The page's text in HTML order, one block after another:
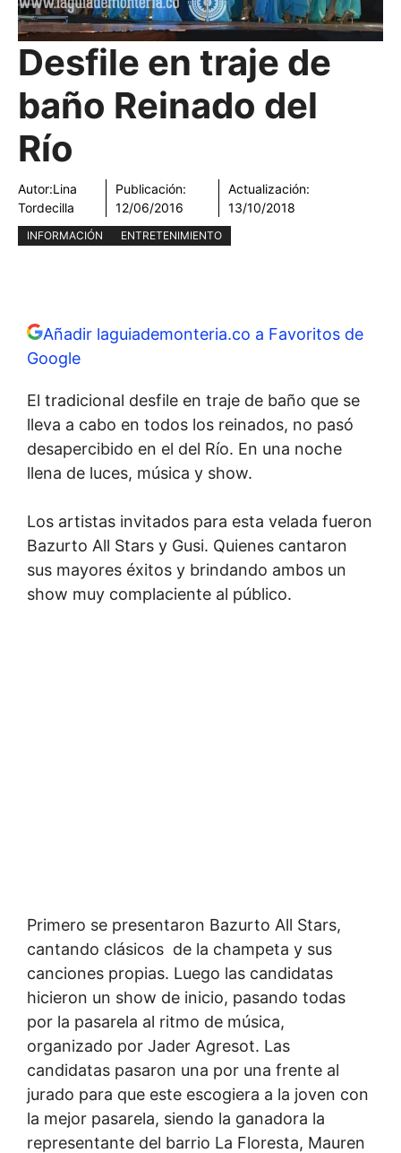
Desfile en traje de
baño Reinado del
Río
Autor:Lina
Tordecilla
Publicación:
12/06/2016
Actualización:
13/10/2018
INFORMACIÓN ENTRETENIMIENTO
Añadir laguiademonteria.co a Favoritos de
Google
El tradicional desfile en traje de baño que se
lleva a cabo en todos los reinados, no pasó
desapercibido en el del Río. En una noche
llena de luces, música y show.
Los artistas invitados para esta velada fueron
Bazurto All Stars y Gusi. Quienes cantaron
sus mayores éxitos y brindando ambos un
show muy complaciente al público.
Primero se presentaron Bazurto All Stars,
cantando clásicos de la champeta y sus
canciones propias. Luego las candidatas
hicieron un show de inicio, pasando todas
por la pasarela al ritmo de música,
organizado por Jader Agresot. Las
candidatas pasaron una por una frente al
jurado para que este escogiera a la joven con
la mejor pasarela, siendo la ganadora la
representante del barrio La Floresta, Mauren